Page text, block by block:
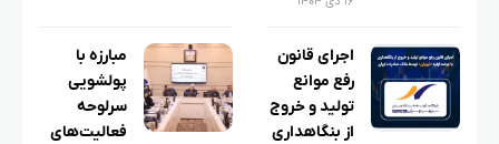
اجرای قانون
رفع موانع
تولید و خروج
از بنگاهداری
مبارزه با
پولشویی
سرلوحه
فعالیت‌های